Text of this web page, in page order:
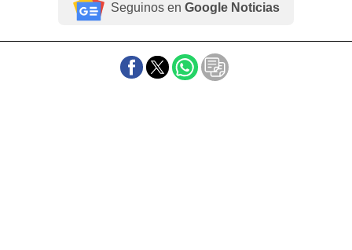
Seguinos en Google Noticias